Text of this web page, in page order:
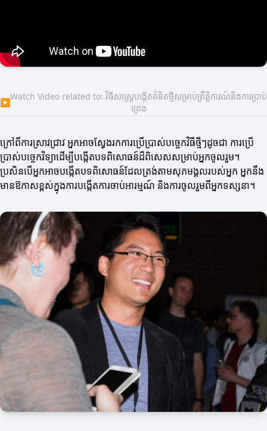
▶
Watch Video related to: វិធីសាស្ត្របង្កើតគំនិតថ្មីសម្រាប់ព្រឹត្តិការណ៍និងការប្រាប់
ព្រេង
ក្រៅពីការស្រាវជ្រាវ អ្នកអាចស្វែងរកការប្រើប្រាស់បច្ចេកវិធីថ្មីៗដូចជា ការប្រើ
ប្រាស់បច្ចេកវិទ្យាដើម្បីបង្កើតបទពិសោធន៍ដ៏ពិសេសសម្រាប់អ្នកចូលរួម។
ប្រសិនបើអ្នកអាចបង្កើតបទពិសោធន៍ដែលត្រង់តាមសុភមង្គលរបស់អ្នក អ្នកនឹង
មានឱកាសខ្ពស់ក្នុងការបង្កើតការចាប់អារម្មណ៍ និងការចូលរួមពីអ្នកទស្សនា។